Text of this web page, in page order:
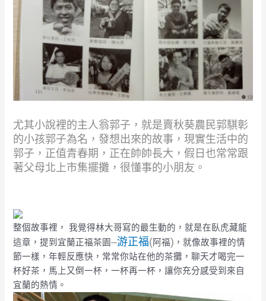
尤其小說裡的主人翁郭子，就是賣秋葵農民郭騏彰
的小孩郭子為名，發想出來的故事，現實生活中的
郭子，正值青春期，正在帥帥長大，假日也常常跟
著父母北上市集擺攤，很懂事的小朋友。
整個故事裡， 我覺得林大哥寫的最生動的，就是在臥虎藏龍
這章，提到宜蘭正福茶園–游正福(阿福) ，就像故事裡的情
節一樣，年輕反應快，常常你站在他的茶攤，聊天才喝完一
杯好茶，馬上又倒一杯，一杯再一杯，讓你充分感受到來自
宜蘭的熱情。